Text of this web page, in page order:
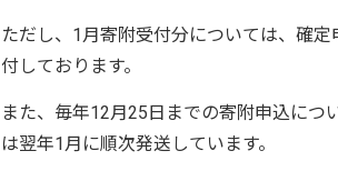
ただし、1月寄附受付分については、確
付しております。
また、毎年12月25日までの寄附申込につ
は翌年1月に順次発送しています。